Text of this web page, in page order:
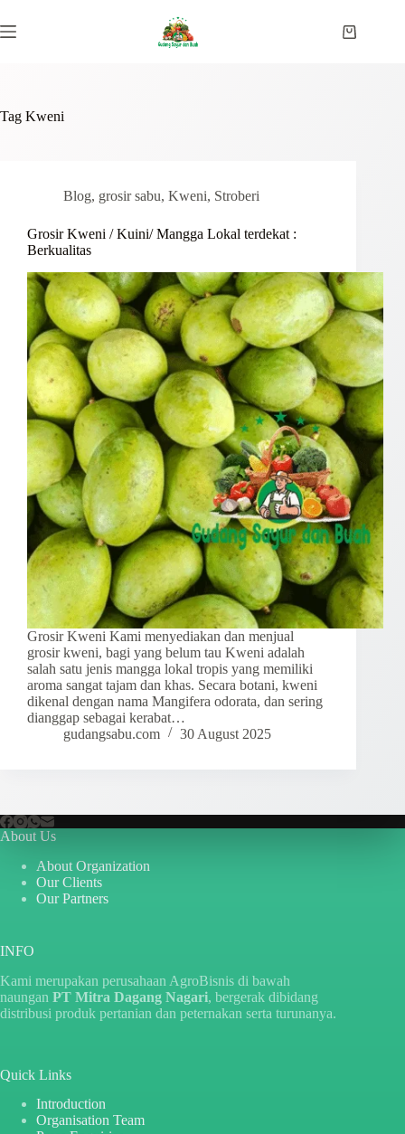
to
content
Shopping
Tag Kweni
Blog, grosir sabu, Kweni, Stroberi
Grosir Kweni / Kuini/ Mangga Lokal terdekat :
Berkualitas
Grosir Kweni Kami menyediakan dan menjual
grosir kweni, bagi yang belum tau Kweni adalah
salah satu jenis mangga lokal tropis yang memiliki
aroma sangat tajam dan khas. Secara botani, kweni
dikenal dengan nama Mangifera odorata, dan sering
dianggap sebagai kerabat…
gudangsabu.com
30 August 2025
About Us
About Organization
Our Clients
Our Partners
INFO
Kami merupakan perusahaan AgroBisnis di bawah
naungan PT Mitra Dagang Nagari, bergerak dibidang
distribusi produk pertanian dan peternakan serta turunanya.
Quick Links
Introduction
Organisation Team